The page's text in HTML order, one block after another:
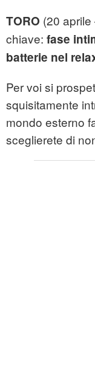
TORO (20
chiave: fase
batterie nel
Per voi si
squisitamente
mondo esterno
sceglierete di